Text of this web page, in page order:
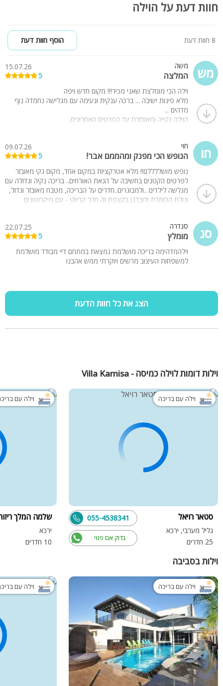
חוות דעת על הוילה
8 חוות דעת הוסף חוות דעת
מש משה
המלצה
15.07.26
5
וילה הכי מומלצת שאני מכיר!!! מקום חדש ויפה
מלא פינות ישיבה ... ברכה ענקית ונעימה עם מגלישה נחמדה נוף
מדהים ...
הוילה נקייה ומאובזרת עד הפרטים האחרונים..
היה כיף בטרוף אני בטוח בעז"ה שנחזור לשם או לוילה אחרת שלהם
שוב ........
חו חוי
הנופש הכי מפנק ומהממם אבר!
09.07.26
5
נופש מושללללם!! מלא אטרקציות במקום אחד, מקום נקי מאובזר
לפרטים הקטנים בחשיבה על הנאת האורחים.. בריכה נקיה וגדולה עם
מגלשה לילדים ..ולמבוגרים..חדרים על הבריכה, מטבח מאובזר וגדול,
וגולת הכותרת ודובדבן בקצפת זה חדר קריוקי - עם מיקרופונים
והמארחים מקסימים אדיבים ונדיבים. מומלץ ביותר!!
סנ סנדרה
מומלץ
22.07.25
5
וילהמדהימה בריכה מושלמת נמצאת במתחם דיי מבודד מושלמת
למשפחות העיצוב מרשים ויוקרתי ממש אהבנו
הצג את כל חוות הדעת
וילות דומות לוילה כמיסה - Villa Kamisa
וילה עם בריכה
סטאר רויאל
גליל מערבי, ירכא
25 חדרים
בדוק אם פנוי
055-4538341
וילה עם
שלמה המלך
ירכא
10 חדרים
וילות בסביבה
וילה עם בריכה וילה עם